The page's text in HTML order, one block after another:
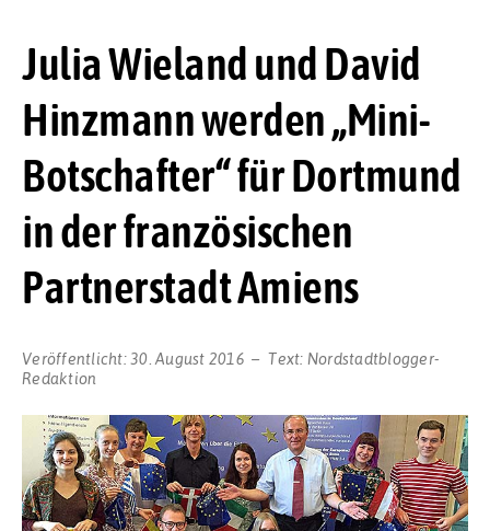
Julia Wieland und David
Hinzmann werden „Mini-
Botschafter“ für Dortmund
in der französischen
Partnerstadt Amiens
Veröffentlicht:30. August 2016 Text: Nordstadtblogger-
Redaktion